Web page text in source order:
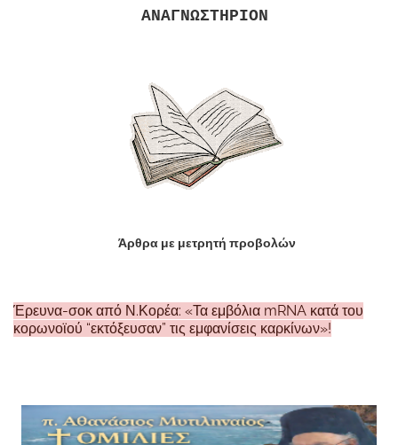
ΑΝΑΓΝΩΣΤΗΡΙΟΝ
Άρθρα με μετρητή προβολών
Έρευνα-σοκ από Ν.Κορέα: «Τα εμβόλια mRNA κατά του
κορωνοϊού “εκτόξευσαν” τις εμφανίσεις καρκίνων»!